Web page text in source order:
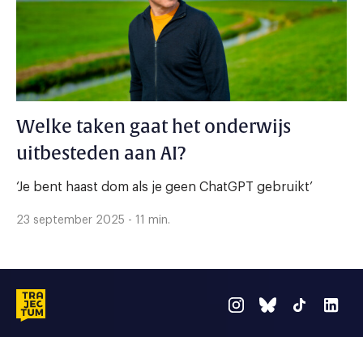
Welke taken gaat het onderwijs
uitbesteden aan AI?
‘Je bent haast dom als je geen ChatGPT gebruikt’
23 september 2025 - 11 min.